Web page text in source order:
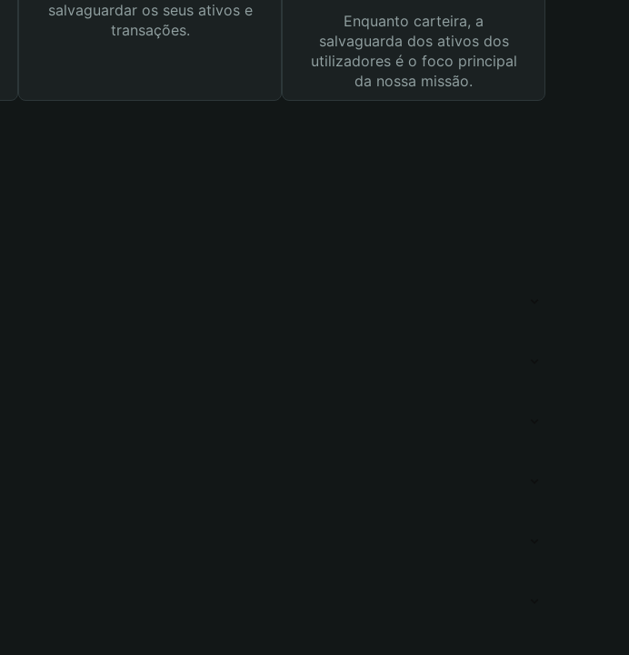
salvaguardar os seus ativos e
transações.
Enquanto carteira, a
salvaguarda dos ativos dos
utilizadores é o foco principal
da nossa missão.